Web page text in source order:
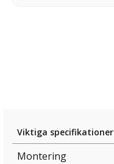
Viktiga specifikationer
Montering